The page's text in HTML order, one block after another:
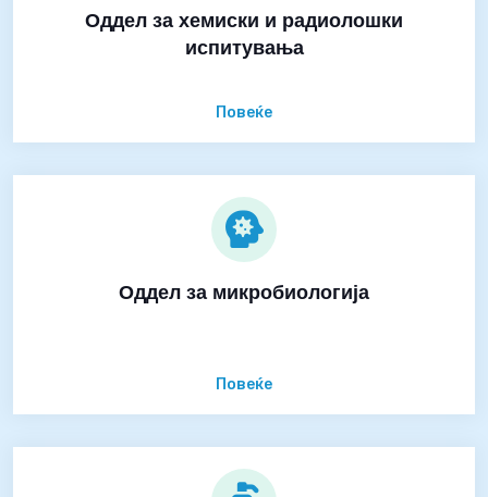
Оддел за хемиски и радиолошки
испитувања
Повеќе
Оддел за микробиологија
Повеќе